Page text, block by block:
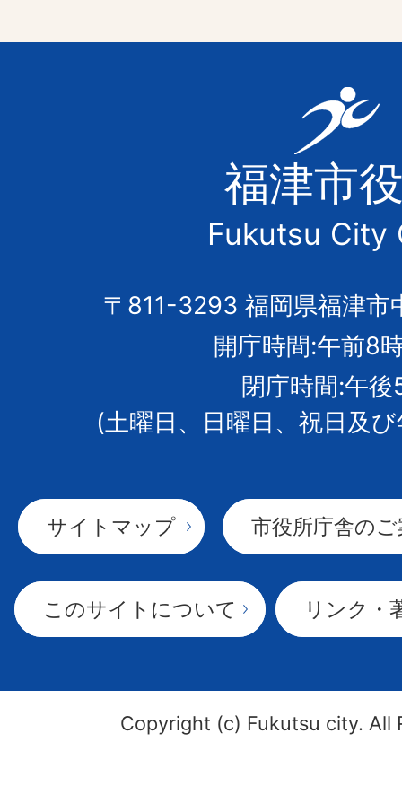
福
津
市
の
市
章
福津市
Fukutsu City
〒811-3293 福岡県福津市
開庁時間:午前8
閉庁時間:午後
(土曜日、日曜日、祝日及
サイトマップ 市役所庁舎の
このサイトについて リンク・
Copyright (c) Fukutsu city. All